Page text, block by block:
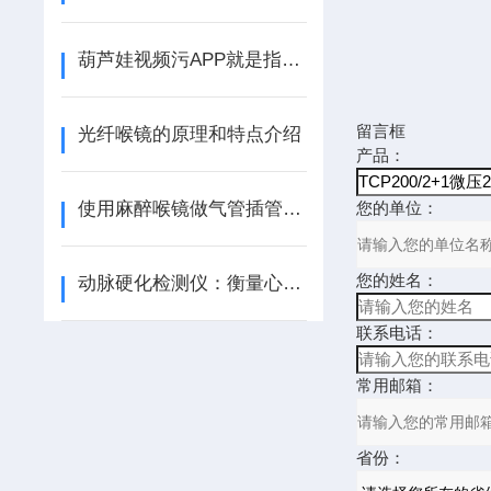
葫芦娃视频污APP就是指检测分析人体构成成分的分析设备
光纤喉镜的原理和特点介绍
使用麻醉喉镜做气管插管麻醉的具体步骤
动脉硬化检测仪：衡量心血管健康的窗口
留言框
产品：
您的单位：
您的姓名：
联系电话：
常用邮箱：
省份：